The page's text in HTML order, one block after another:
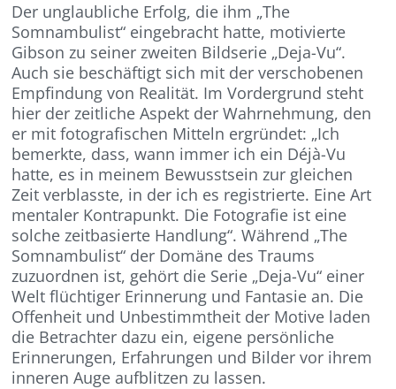
Der unglaubliche Erfolg, die ihm „The
Somnambulist“ eingebracht hatte, motivierte
Gibson zu seiner zweiten Bildserie „Deja-Vu“.
Auch sie beschäftigt sich mit der verschobenen
Empfindung von Realität. Im Vordergrund steht
hier der zeitliche Aspekt der Wahrnehmung, den
er mit fotografischen Mitteln ergründet: „Ich
bemerkte, dass, wann immer ich ein Déjà-Vu
hatte, es in meinem Bewusstsein zur gleichen
Zeit verblasste, in der ich es registrierte. Eine Art
mentaler Kontrapunkt. Die Fotografie ist eine
solche zeitbasierte Handlung“. Während „The
Somnambulist“ der Domäne des Traums
zuzuordnen ist, gehört die Serie „Deja-Vu“ einer
Welt flüchtiger Erinnerung und Fantasie an. Die
Offenheit und Unbestimmtheit der Motive laden
die Betrachter dazu ein, eigene persönliche
Erinnerungen, Erfahrungen und Bilder vor ihrem
inneren Auge aufblitzen zu lassen.